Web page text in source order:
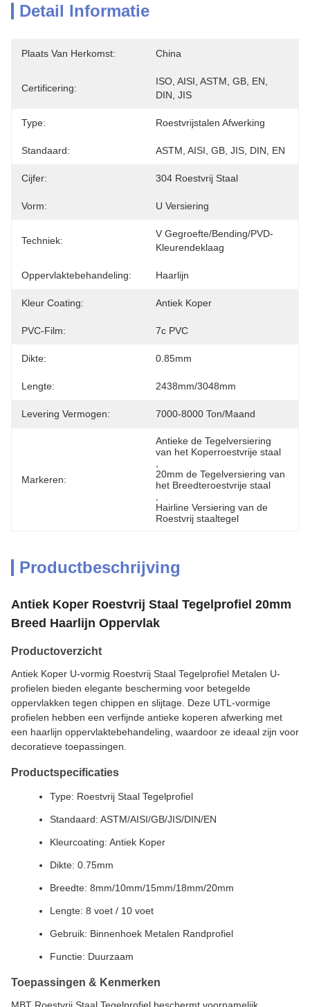
Detail Informatie
Plaats Van Herkomst: China
Certificering:
ISO, AISI, ASTM, GB, EN,
DIN, JIS
Type: Roestvrijstalen Afwerking
Standaard: ASTM, AISI, GB, JIS, DIN, EN
Cijfer: 304 Roestvrij Staal
Vorm: U Versiering
Techniek:
V Gegroefte/Bending/PVD-
Kleurendeklaag
Oppervlaktebehandeling: Haarlijn
Kleur Coating: Antiek Koper
PVC-Film: 7c PVC
Dikte: 0.85mm
Lengte: 2438mm/3048mm
Levering Vermogen: 7000-8000 Ton/maand
Markeren:
Antieke de Tegelversiering
van het Koperroestvrije staal
20mm de Tegelversiering van
het Breedteroestvrije staal
Hairline Versiering van de
Roestvrij staaltegel
Productbeschrijving
Antiek Koper Roestvrij Staal Tegelprofiel 20mm
Breed Haarlijn Oppervlak
Productoverzicht
Antiek Koper U-vormig Roestvrij Staal Tegelprofiel Metalen U-
profielen bieden elegante bescherming voor betegelde
oppervlakken tegen chippen en slijtage. Deze UTL-vormige
profielen hebben een verfijnde antieke koperen afwerking met
een haarlijn oppervlaktebehandeling, waardoor ze ideaal zijn voor
decoratieve toepassingen.
Productspecificaties
Type: Roestvrij Staal Tegelprofiel
Standaard: ASTM/AISI/GB/JIS/DIN/EN
Kleurcoating: Antiek Koper
Dikte: 0.75mm
Breedte: 8mm/10mm/15mm/18mm/20mm
Lengte: 8 voet / 10 voet
Gebruik: Binnenhoek Metalen Randprofiel
Functie: Duurzaam
Toepassingen & Kenmerken